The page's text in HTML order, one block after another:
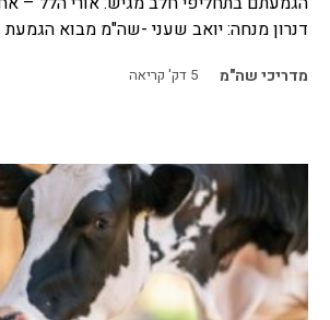
דנרון מנחה: יואב שעני -שה"מ מבוא הגמעת
מדריכי שה"מ 5 דק' קריאה